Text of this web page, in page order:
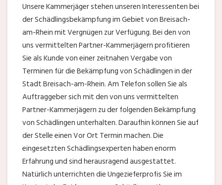
Unsere Kammerjäger stehen unseren Interessenten bei
der Schädlingsbekämpfung im Gebiet von Breisach-
am-Rhein mit Vergnügen zur Verfügung. Bei den von
uns vermittelten Partner-Kammerjägern profitieren
Sie als Kunde von einer zeitnahen Vergabe von
Terminen für die Bekämpfung von Schädlingen in der
Stadt Breisach-am-Rhein. Am Telefon sollen Sie als
Auftraggeber sich mit den von uns vermittelten
Partner-Kammerjägern zu der folgenden Bekämpfung
von Schädlingen unterhalten. Daraufhin können Sie auf
der Stelle einen Vor Ort Termin machen. Die
eingesetzten Schädlingsexperten haben enorm
Erfahrung und sind herausragend ausgestattet.
Natürlich unterrichten die Ungezieferprofis Sie im